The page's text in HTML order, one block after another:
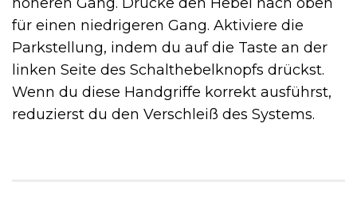
für einen niedrigeren Gang. Aktiviere die
Parkstellung, indem du auf die Taste an der
linken Seite des Schalthebelknopfs drückst.
Wenn du diese Handgriffe korrekt ausführst,
reduzierst du den Verschleiß des Systems.